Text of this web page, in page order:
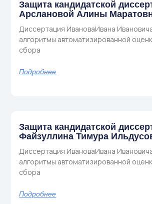
Защита кандидатской
Арслановой Алины
Диссертация ИвановаИвана
алгоритмы автоматизированной
сбора
Подробнее
Защита кандидатской
Файзуллина Тимура
Диссертация ИвановаИвана
алгоритмы автоматизированной
сбора
Подробнее